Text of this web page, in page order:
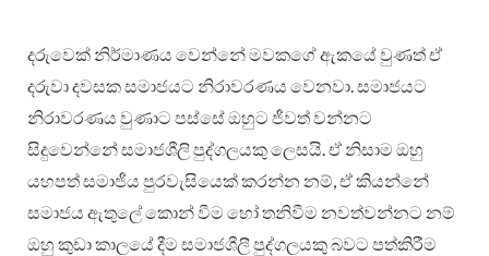
දරුවෙක් නිර්මාණය වෙන්නේ මවකගේ ඇකයේ වුණත් ඒ
දරුවා දවසක සමාජයට නිරාවරණය වෙනවා. සමාජයට
නිරාවරණය වුණාට පස්සේ ඔහුට ජීවත් වන්නට
සිදුවෙන්නේ සමාජශීලි පුද්ගලයකු ලෙසයි. ඒ නිසාම ඔහු
යහපත් සමාජීය පුරවැසියෙක් කරන්න නම්, ඒ කියන්නේ
සමාජය ඇතුලේ කොන් වීම හෝ තනිවීම නවත්වන්නට නම්
ඔහු කුඩා කාලයේ දීම සමාජශීලී පුද්ගලයකු බවට පත්කිරීම